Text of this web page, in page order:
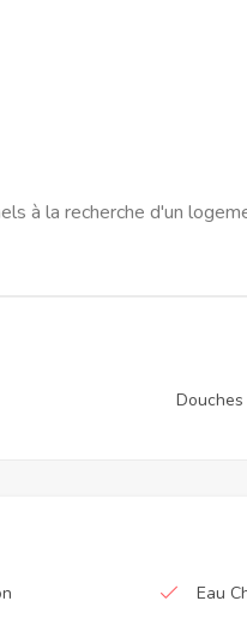
à la recherche d'un
Douches
Eau